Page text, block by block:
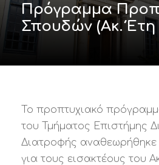
Πρόγραμμα
Σπουδών (Ακ. Έτη
Το προπτυχιακό
του Τμήματος Επιστήμης
Διατροφής αναθεωρήθηκε
για τους εισακτέους του